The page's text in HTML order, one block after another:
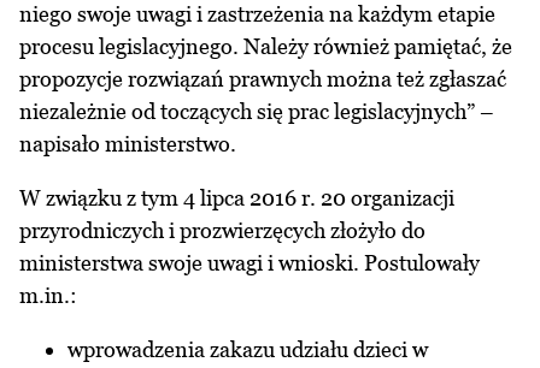
niego swoje uwagi i zastrzeżenia na każdym etapie
procesu legislacyjnego. Należy również pamiętać, że
propozycje rozwiązań prawnych można też zgłaszać
niezależnie od toczących się prac legislacyjnych” –
napisało ministerstwo.
W związku z tym 4 lipca 2016 r. 20 organizacji
przyrodniczych i prozwierzęcych złożyło do
ministerstwa swojeuwagi i wnioski. Postulowały
m.in.:
wprowadzenia zakazu udziału dzieci w